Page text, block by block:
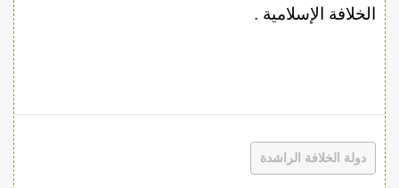
الخلافة الإسلامية .
دولة الخلافة الراشدة